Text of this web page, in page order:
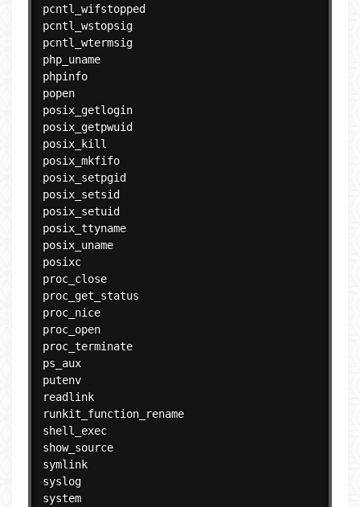
pcntl_wifstopped
pcntl_wstopsig
pcntl_wtermsig
php_uname
phpinfo
popen
posix_getlogin
posix_getpwuid
posix_kill
posix_mkfifo
posix_setpgid
posix_setsid
posix_setuid
posix_ttyname
posix_uname
posixc
proc_close
proc_get_status
proc_nice
proc_open
proc_terminate
ps_aux
putenv
readlink
runkit_function_rename
shell_exec
show_source
symlink
syslog
system